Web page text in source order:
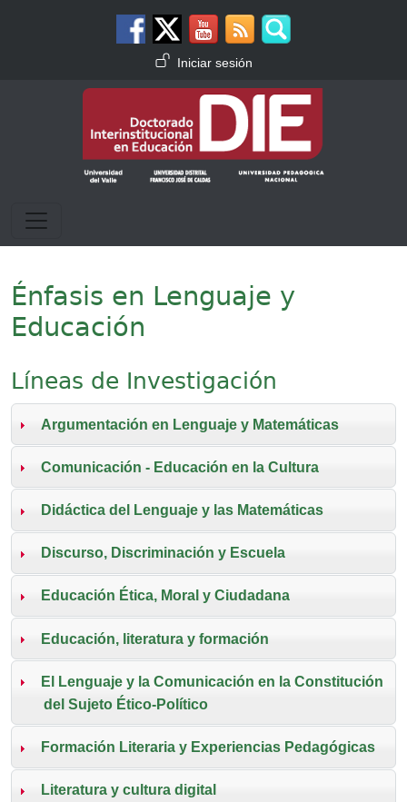
Menú de cuenta de usuario
Iniciar sesión
Énfasis en Lenguaje y
Educación
Líneas de Investigación
Argumentación en Lenguaje y Matemáticas
Comunicación - Educación en la Cultura
Didáctica del Lenguaje y las Matemáticas
Discurso, Discriminación y Escuela
Educación Ética, Moral y Ciudadana
Educación, literatura y formación
El Lenguaje y la Comunicación en la Constitución
del Sujeto Ético-Político
Formación Literaria y Experiencias Pedagógicas
Literatura y cultura digital